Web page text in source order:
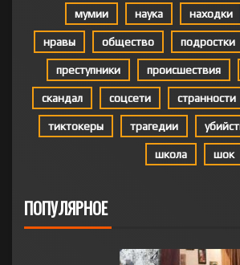
мумии наука находки
нравы общество подростки
преступники происшествия
скандал соцсети странности
тиктокеры трагедии
школа шок
ПОПУЛЯРНОЕ